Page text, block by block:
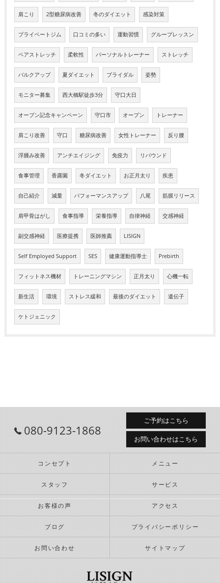
肩こり 2型糖尿病改善 冬のダイエット 感染対策
プライベートジム 口コミの多い 運動習慣 グループレッスン
ペアストレッチ 柔軟性 パーソナルトレーナー ストレッチ
バルクアップ 夏ダイエット ブライダル 姿勢
モニター募集 西大橋駅徒歩3分 守口大日
オープン記念キャンペーン 守口市 オープン トレーナー
肩こり改善 守口 糖尿病改善 女性トレーナー 反り腰
浮腫み改善 アンチエイジング 免疫力 リバウンド
食事管理 香露園 冬ダイエット お正月太り 疾患
自己紹介 減量 パフォーマンスアップ 八尾 筋膜リリース
肩甲骨はがし 食事指導 栄養指導 自律神経 交感神経
副交感神経 医療提携 医師推薦 LISIGN
Self Employed Support SES 健康運動指導士 Prebirth
フィットネス機材 トレーニングマシン 正月太り 心機一転
新生活 環境 ストレス緩和 最後のダイエット 遺伝子
ケトジェニック
080-9123-1868
ご予約はこちら
お問い合わせはこちら
コンセプト メニュー
スタッフ サービス
お客様の声 アクセス
ブログ プライバシーポリシー
お問い合わせ サイトマップ